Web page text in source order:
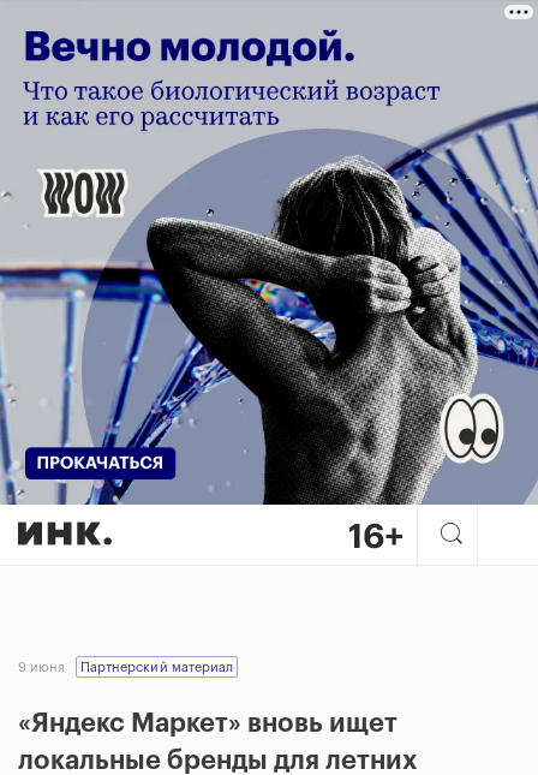
9 июня Партнерский материал
«Яндекс Маркет» вновь ищет
локальные бренды для летних